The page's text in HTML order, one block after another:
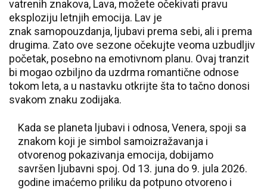
vatrenih znakova, Lava, možete očekivati pravu
eksploziju letnjih emocija. Lav je
znak samopouzdanja, ljubavi prema sebi, ali i prema
drugima. Zato ove sezone očekujte veoma uzbudljiv
početak, posebno na emotivnom planu. Ovaj tranzit
bi mogao ozbiljno da uzdrma romantične odnose
tokom leta, a u nastavku otkrijte šta to tačno donosi
svakom znaku zodijaka.
Kada se planeta ljubavi i odnosa, Venera, spoji sa
znakom koji je simbol samoizražavanja i
otvorenog pokazivanja emocija, dobijamo
savršen ljubavni spoj. Od 13. juna do 9. jula 2026.
godine imaćemo priliku da potpuno otvoreno i